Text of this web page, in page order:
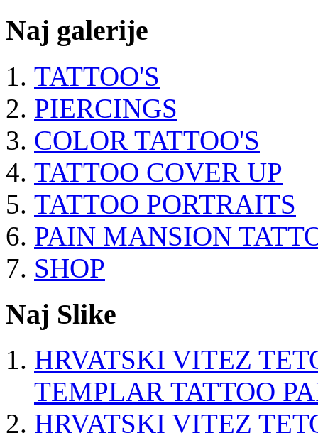
Naj galerije
TATTOO'S
PIERCINGS
COLOR TATTOO'S
TATTOO COVER UP
TATTOO PORTRAITS
PAIN MANSION
SHOP
Naj Slike
HRVATSKI VITEZ
TEMPLAR TATTOO
HRVATSKI VITEZ